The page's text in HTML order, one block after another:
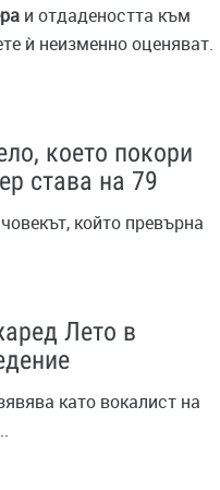
и отдадеността към
ѝ неизменно оценяват.
което покори
става на 79
който превърна
Лето в
като вокалист на